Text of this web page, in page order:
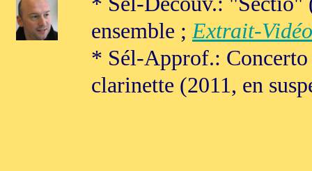
ensemble ; Extrait-Vidéo
* Sél-Approf.:
clarinette (2011, en